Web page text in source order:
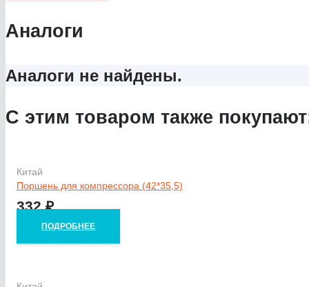
Аналоги
Аналоги не найдены.
С этим товаром также
Китай
Поршень для компрессора (42*35,5)
332₽
ПОДРОБНЕЕ